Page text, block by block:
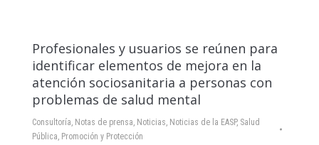
Profesionales y usuarios se reúnen para
identificar elementos de mejora en la
atención sociosanitaria a personas con
problemas de salud mental
Consultoría, Notas de prensa, Noticias, Noticias de la EASP, Salud
Pública, Promoción y Protección